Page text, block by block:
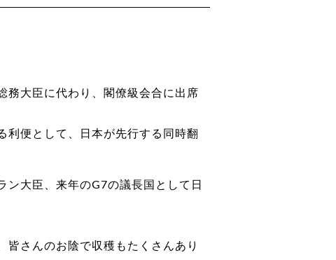
大臣に代わり、閣僚級会合に出席
便として、日本が先行する同時翻
大臣、来年のG7の議長国として日
さんのお陰で収穫もたくさんあり